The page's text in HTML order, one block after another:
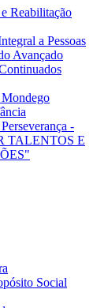
Reabilitação
a Pessoas
Avançado
-
TALENTOS E
Social